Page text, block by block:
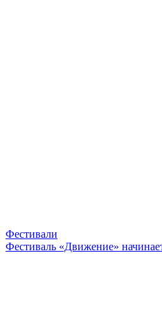
Фестивали
Фестиваль «Движение»